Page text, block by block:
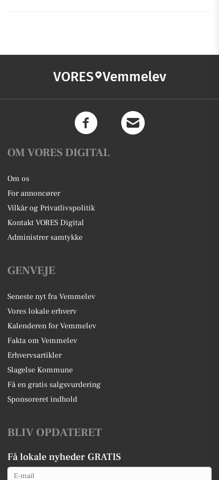
VORES Vemmelev
OM VORES DIGITAL
Om os
For annoncører
Vilkår og Privatlivspolitik
Kontakt VORES Digital
Administrer samtykke
GENVEJE
Seneste nyt fra Vemmelev
Vores lokale erhverv
Kalenderen for Vemmelev
Fakta om Vemmelev
Erhvervsartikler
Slagelse Kommune
Få en gratis salgsvurdering
Sponsoreret indhold
BLIV OPDATERET
Få lokale nyheder GRATIS
Email